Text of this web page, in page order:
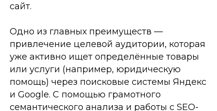
сайт.
Одно из главных преимуществ —
привлечение целевой аудитории, которая
уже активно ищет определённые товары
или услуги (например, юридическую
помощь) через поисковые системы Яндекс
и Google. С помощью грамотного
семантического анализа и работы с SEO-